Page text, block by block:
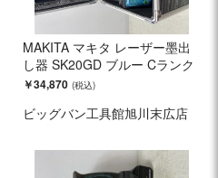
MAKITA マキタ レーザー墨出
し器 SK20GD ブルー Cランク
￥34,870
ビッグバン工具館旭川末広店